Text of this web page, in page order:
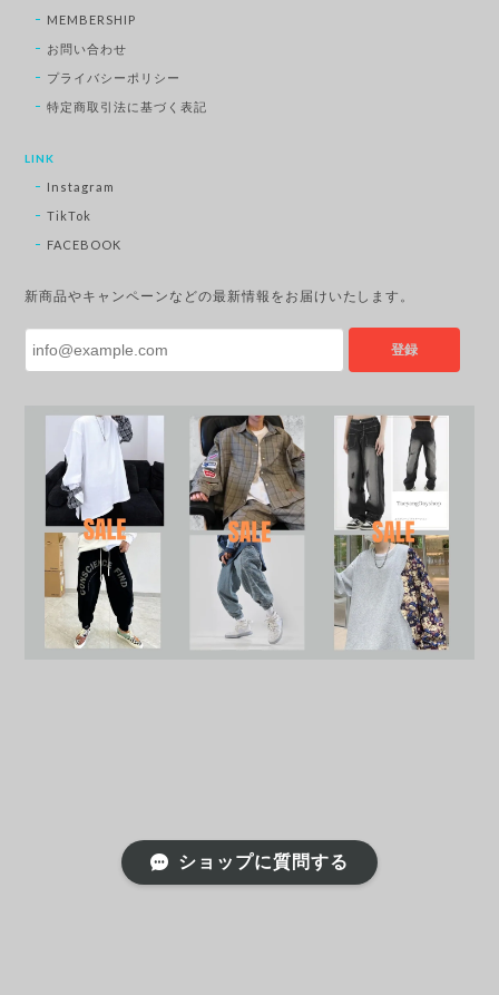
MEMBERSHIP
お問い合わせ
プライバシーポリシー
特定商取引法に基づく表記
LINK
Instagram
TikTok
FACEBOOK
新商品やキャンペーンなどの最新情報をお届けいたします。
登録
ショップに質問する